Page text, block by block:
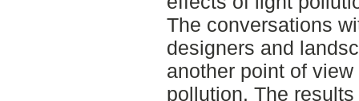
The conversations
designers and
another point of
pollution. The